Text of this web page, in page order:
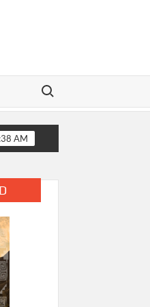
Buscar:
por el temporal en la
AM